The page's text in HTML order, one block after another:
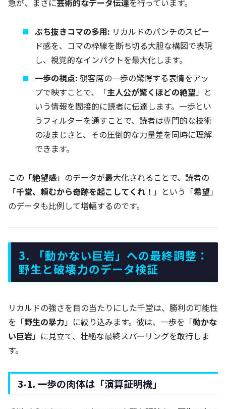
急が、まさに芸術的なデータ伝達を行っています。
ぶち抜きコマの多用: リカルドのパンチのスピー
ド感を、コマの枠線を断ち切る大胆な構図で表現
し、視覚的なインパクトを最大化します。
一歩の視点: 観客席の一歩の驚愕する表情をアッ
プで映すことで、「主人公が驚くほどの絶望」と
いう情報を間接的に読者に伝達します。一歩とい
うフィルターを通すことで、読者は専門的な技術
の凄まじさと、その圧倒的な力量差を同時に理解
できます。
この「絶望感」のデータが最大化されることで、読者の
「千堂、頼むから奇跡を起こしてくれ！ 」という「希望」
のデータも比例して増幅するのです。
3. 「動かない巨岩」への最終調整：
野生と破壊力のデータ検証
リカルドの強さを目の当たりにした千堂は、勝利の可能性
を「野生の暴力」に絞り込みます。彼は、一歩を「動かな
い巨岩」に見立て、壮絶な最終スパーリングを敢行しま
す。
3-1. 一歩の肉体は「演算証明機」